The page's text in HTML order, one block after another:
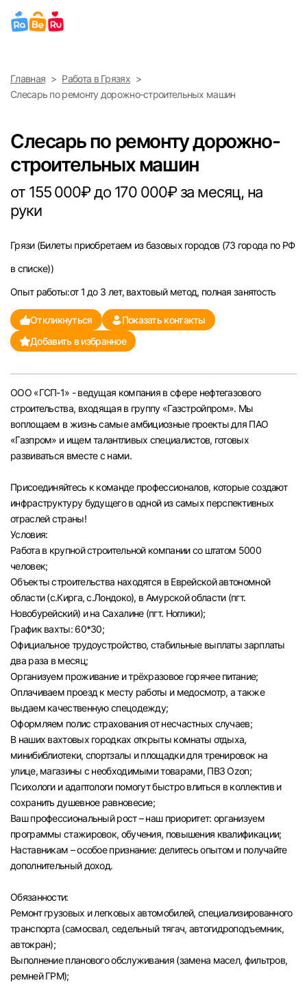
Найти работу Найти сотрудника
Выберите город
Санкт-Петербург
Екатеринбург
Саратов
Казань
Челябинск
Самара
Оренбург
Ульяновск
Курган
Уфа
Главная
Работа в Грязях
Слесарь по ремонту дорожно-строительных машин
Слесарь по ремонту дорожно-
строительных машин
от 155 000₽ до 170 000₽ за месяц, на
руки
Грязи (Билеты приобретаем из базовых городов (73 города по РФ
в списке))
Опыт работы:от 1 до 3 лет, вахтовый метод, полная занятость
Откликнуться
Показать контакты
Добавить в избранное
ООО «ГСП-1» - ведущая компания в сфере нефтегазового
строительства, входящая в группу «Газстройпром». Мы
воплощаем в жизнь самые амбициозные проекты для ПАО
«Газпром» и ищем талантливых специалистов, готовых
развиваться вместе с нами.
Присоединяйтесь к команде профессионалов, которые создают
инфраструктуру будущего в одной из самых перспективных
отраслей страны!
Условия:
Работа в крупной строительной компании со штатом 5000
человек;
Объекты строительства находятся в Еврейской автономной
области (с.Кирга, с.Лондоко), в Амурской области (пгт.
Новобурейский) и на Сахалине (пгт. Ноглики);
График вахты: 60*30;
Официальное трудоустройство, стабильные выплаты зарплаты
два раза в месяц;
Организуем проживание и трёхразовое горячее питание;
Оплачиваем проезд к месту работы и медосмотр, а также
выдаем качественную спецодежду;
Оформляем полис страхования от несчастных случаев;
В наших вахтовых городках открыты комнаты отдыха,
минибиблиотеки, спортзалы и площадки для тренировок на
улице, магазины с необходимыми товарами, ПВЗ Ozon;
Психологи и адаптологи помогут быстро влиться в коллектив и
сохранить душевное равновесие;
Ваш профессиональный рост – наш приоритет: организуем
программы стажировок, обучения, повышения квалификации;
Наставникам – особое признание: делитесь опытом и получайте
дополнительный доход.
Обязанности:
Ремонт грузовых и легковых автомобилей, специализированного
транспорта (самосвал, седельный тягач, автогидроподъемник,
автокран);
Выполнение планового обслуживания (замена масел, фильтров,
ремней ГРМ);